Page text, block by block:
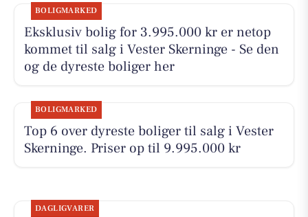
BOLIGMARKED
Eksklusiv bolig for 3.995.000 kr er netop
kommet til salg i Vester Skerninge - Se den
og de dyreste boliger her
BOLIGMARKED
Top 6 over dyreste boliger til salg i Vester
Skerninge. Priser op til 9.995.000 kr
DAGLIGVARER